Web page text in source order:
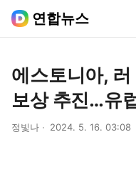
연합뉴스
에스토니아,
보상 추진…유
정빛나 2024. 5. 16. 03:08